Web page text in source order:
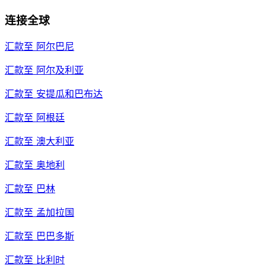
连接全球
汇款至 阿尔巴尼
汇款至 阿尔及利亚
汇款至 安提瓜和巴布达
汇款至 阿根廷
汇款至 澳大利亚
汇款至 奥地利
汇款至 巴林
汇款至 孟加拉国
汇款至 巴巴多斯
汇款至 比利时